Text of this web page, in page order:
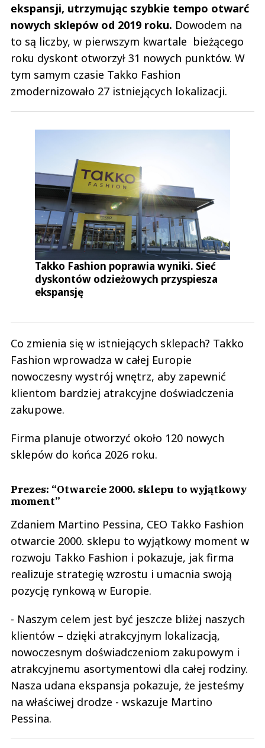
ekspansji, utrzymując szybkie tempo otwarć
nowych sklepów od 2019 roku. Dowodem na
to są liczby, w pierwszym kwartale bieżącego
roku dyskont otworzył 31 nowych punktów. W
tym samym czasie Takko Fashion
zmodernizowało 27 istniejących lokalizacji.
Takko Fashion poprawia wyniki. Sieć
dyskontów odzieżowych przyspiesza
ekspansję
Co zmienia się w istniejących sklepach? Takko
Fashion wprowadza w całej Europie
nowoczesny wystrój wnętrz, aby zapewnić
klientom bardziej atrakcyjne doświadczenia
zakupowe.
Firma planuje otworzyć około 120 nowych
sklepów do końca 2026 roku.
Prezes: “Otwarcie 2000. sklepu to wyjątkowy
moment”
Zdaniem Martino Pessina, CEO Takko Fashion
otwarcie 2000. sklepu to wyjątkowy moment w
rozwoju Takko Fashion i pokazuje, jak firma
realizuje strategię wzrostu i umacnia swoją
pozycję rynkową w Europie.
- Naszym celem jest być jeszcze bliżej naszych
klientów – dzięki atrakcyjnym lokalizacją,
nowoczesnym doświadczeniom zakupowym i
atrakcyjnemu asortymentowi dla całej rodziny.
Nasza udana ekspansja pokazuje, że jesteśmy
na właściwej drodze - wskazuje Martino
Pessina.